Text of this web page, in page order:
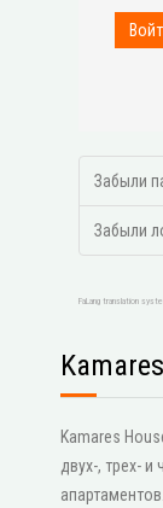
Забыли
Забыли
FaLang translation
Kamares
двух-, трех-